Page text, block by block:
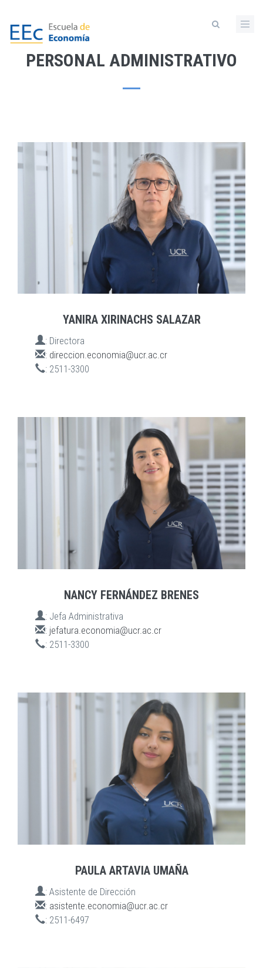
main
PERSONAL ADMINISTRATIVO
YANIRA XIRINACHS SALAZAR
: Directora
: direccion.economia@ucr.ac.cr
: 2511-3300
NANCY FERNÁNDEZ BRENES
: Jefa Administrativa
: jefatura.economia@ucr.ac.cr
: 2511-3300
PAULA ARTAVIA UMAÑA
: Asistente de Dirección
: asistente.economia@ucr.ac.cr
: 2511-6497